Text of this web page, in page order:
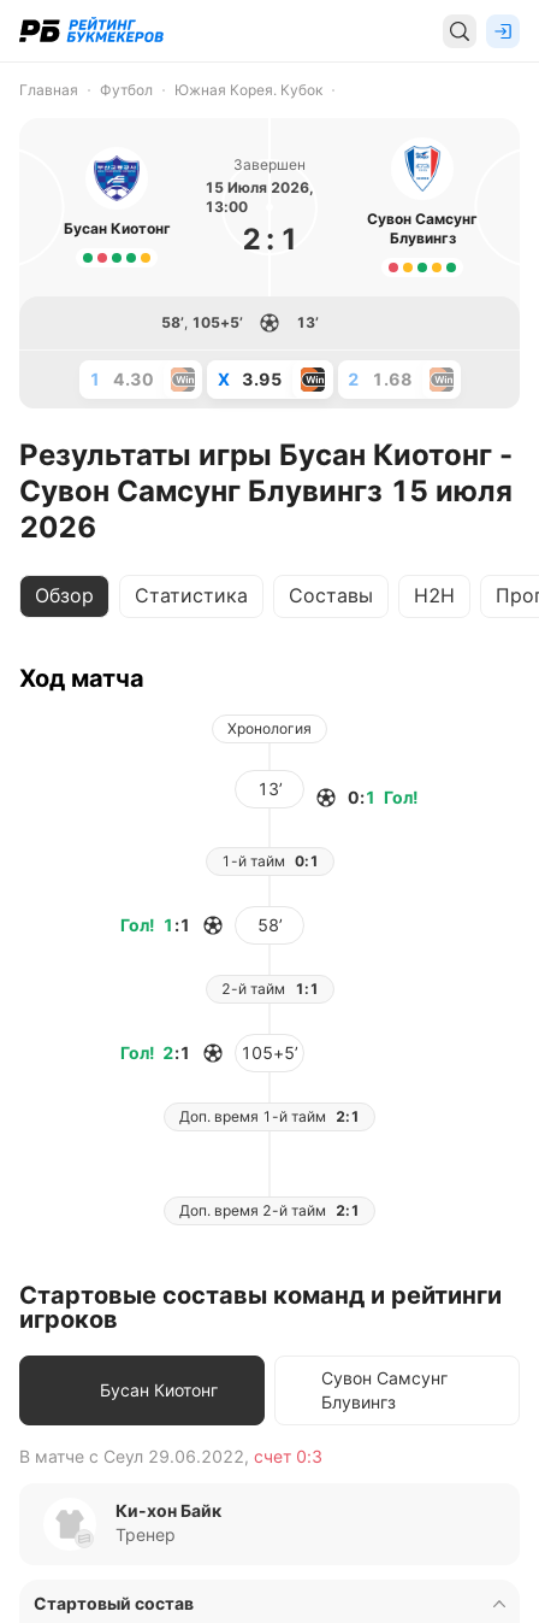
Главная Футбол Южная Корея. Кубок
Бусан Киотонг
Завершен
15 Июля 2026,
13:00
2 : 1
Сувон Самсунг
Блувингз
58’, 105+5’ 13’
1 4.30 X 3.95 2 1.68
Результаты игры Бусан Киотонг -
Сувон Самсунг Блувингз 15 июля
2026
Обзор Статистика Составы H2H
Ход матча
Хронология
13’ Гол!
0:1
1-й тайм 0:1
Гол! 1 :1 58’
2-й тайм 1:1
Гол! 2:1 105+5’
Доп. время 1-й тайм 2:1
Доп. время 2-й тайм 2:1
Стартовые составы команд и рейтинги
игроков
Бусан Киотонг
Сувон Самсунг
Блувингз
В матче с Сеул 29.06.2022, счет 0:3
Ки-хон Байк
Тренер
Стартовый состав